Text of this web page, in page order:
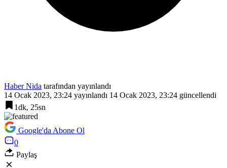
Haber Nida tarafından yayınlandı
14 Ocak 2023, 23:24 yayınlandı 14 Ocak 2023, 23:24 güncellendi
1dk, 25sn
Google'da Abone Ol
0
Paylaş